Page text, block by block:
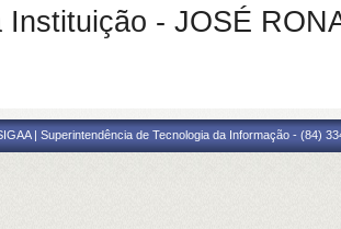
Instituição - JOSÉ
| Superintendência de Tecnologia da Informação - (84)